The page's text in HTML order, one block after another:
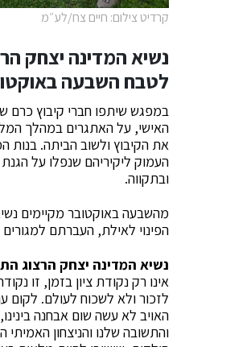
קרדיט צילום: חיים צח/לע״מ
נשיא המדינה יצחק
לטבח השבעה
במפגש שיתפו חברי קיבוץ כרם
האישי, על האתגרים במהלך
את הקיבוץ ולשוב הביתה. בנות
העמוק ליקיריהם שנפלו על
ובתקווה.
מהשבעה באוקטובר מקיימים
הפינוי לאילת, העברתם
נשיא המדינה יצחק הרצוג
אינו רק נקודת ציון בזמן, זו
לזכור ולא לשכוח לעולם. לקום
האויב לא עשה שום אבחנה
והתשובה שלנו והניצחון